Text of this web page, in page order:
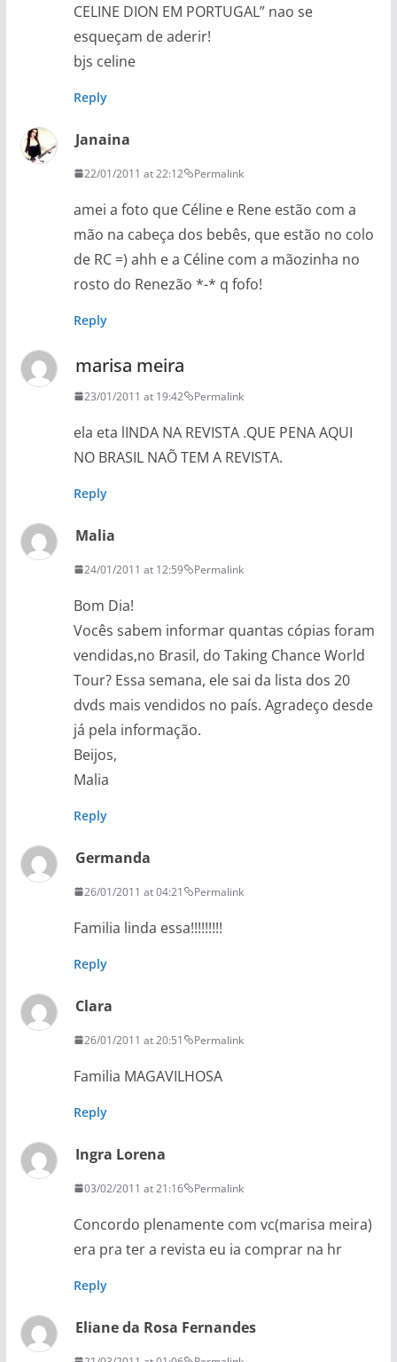
CELINE DION EM PORTUGAL” nao se
esqueçam de aderir!
bjs celine
Reply
Janaina
22/01/2011 at 22:12 Permalink
amei a foto que Céline e Rene estão com a
mão na cabeça dos bebês, que estão no colo
de RC =) ahh e a Céline com a mãozinha no
rosto do Renezão *-* q fofo!
Reply
marisa meira
23/01/2011 at 19:42 Permalink
ela eta lINDA NA REVISTA .QUE PENA AQUI
NO BRASIL NAÕ TEM A REVISTA.
Reply
Malia
24/01/2011 at 12:59 Permalink
Bom Dia!
Vocês sabem informar quantas cópias foram
vendidas,no Brasil, do Taking Chance World
Tour? Essa semana, ele sai da lista dos 20
dvds mais vendidos no país. Agradeço desde
já pela informação.
Beijos,
Malia
Reply
Germanda
26/01/2011 at 04:21 Permalink
Familia linda essa!!!!!!!!!
Reply
Clara
26/01/2011 at 20:51 Permalink
Familia MAGAVILHOSA
Reply
Ingra Lorena
03/02/2011 at 21:16 Permalink
Concordo plenamente com vc(marisa meira)
era pra ter a revista eu ia comprar na hr
Reply
Eliane da Rosa Fernandes